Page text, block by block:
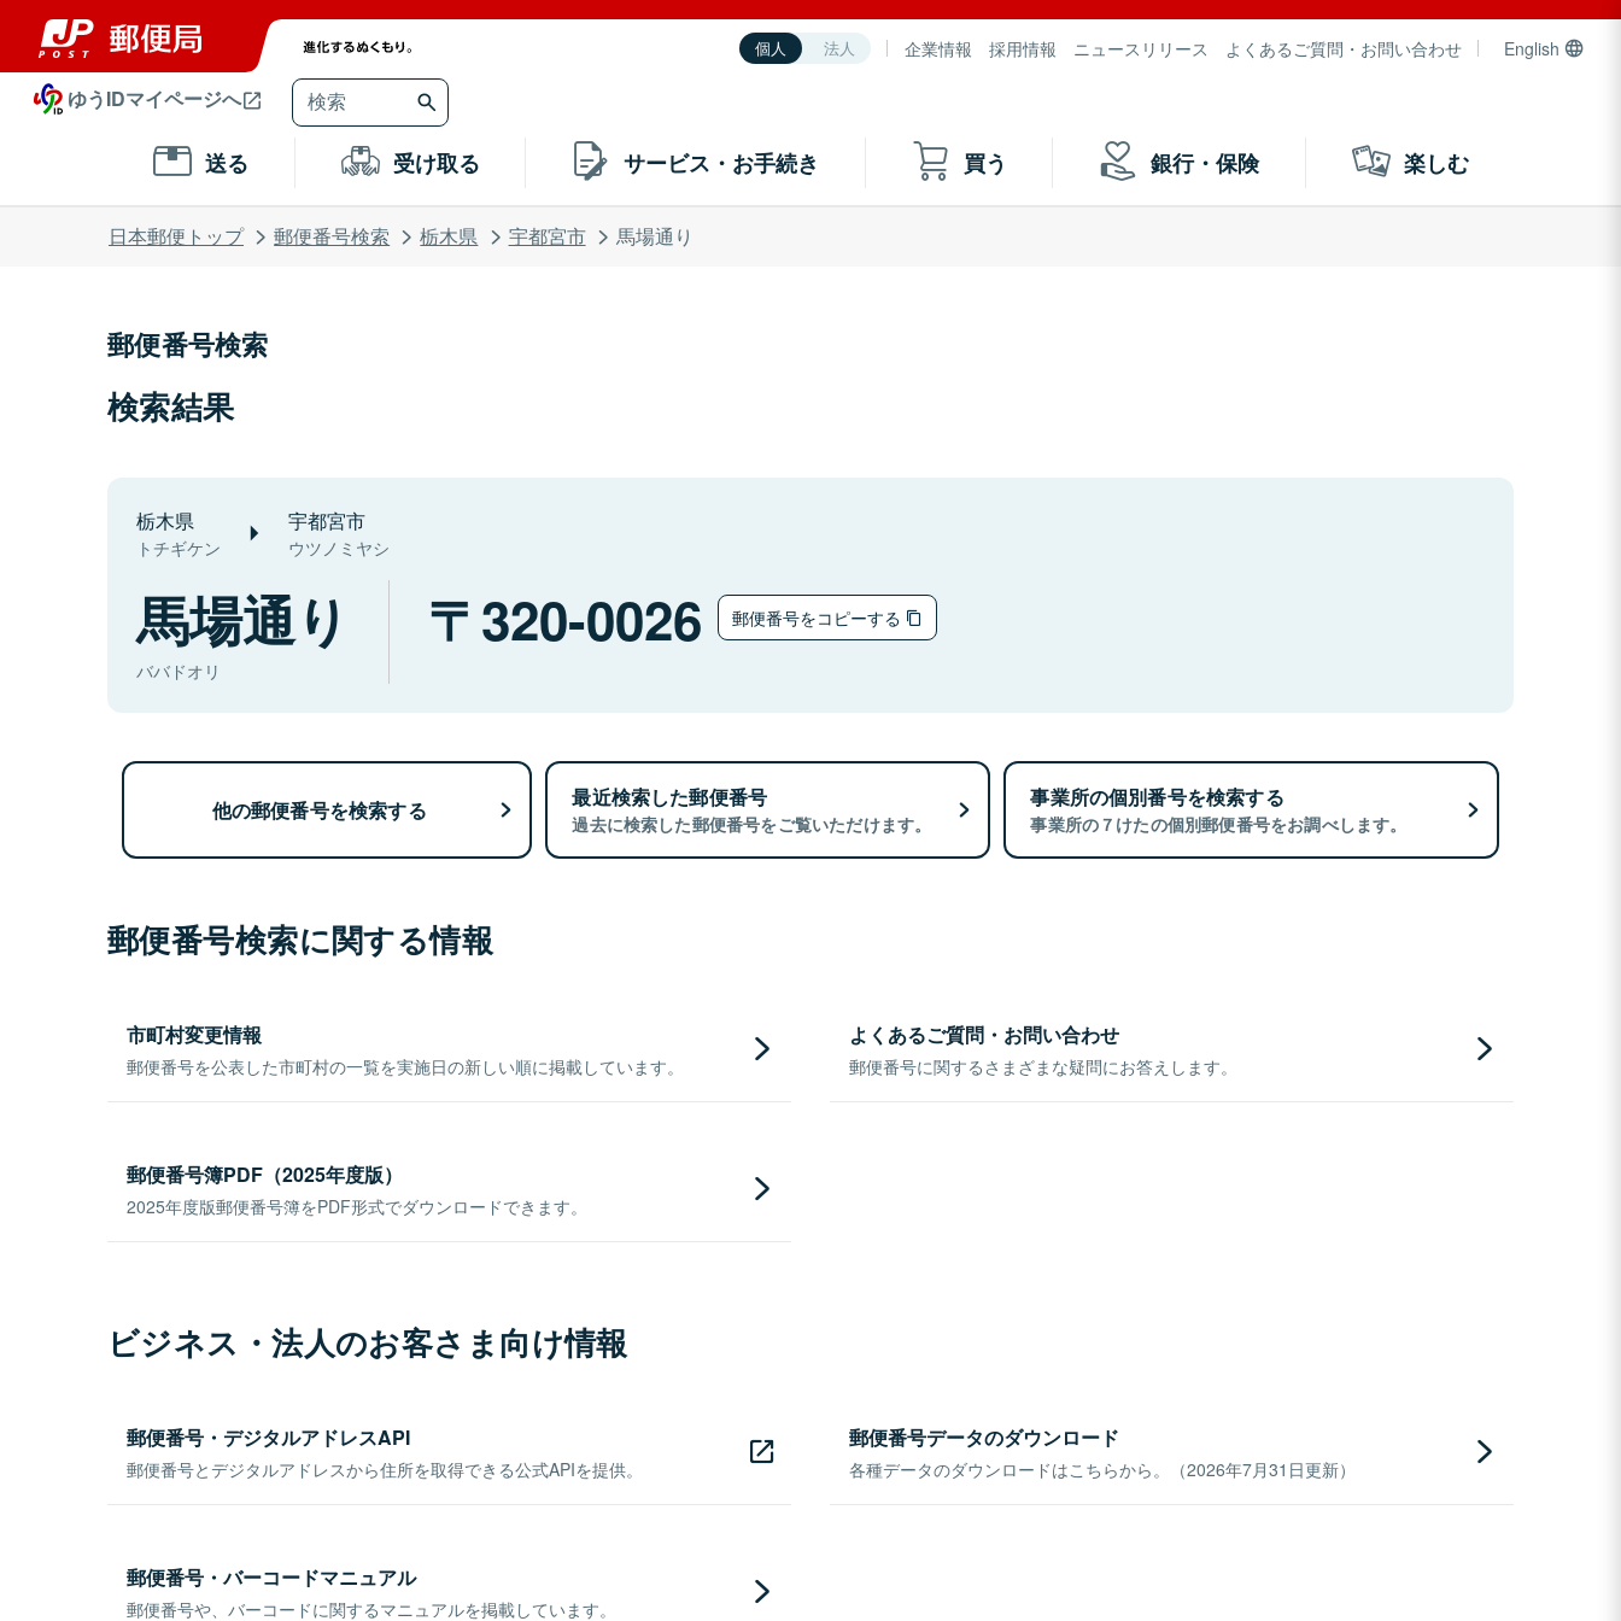
個人 法人 企業情報 採用情報 ニュースリリース よくあるご質問・お問い合わせ English
ゆうIDマイページへ
送る 受け取る サービス・お手続き 買う 銀行・保険 楽しむ
日本郵便トップ 郵便番号検索 栃木県 宇都宮市 馬場通り
郵便番号検索
検索結果
栃木県
トチギケン
宇都宮市
ウツノミヤシ
馬場通り
ババドオリ
320-0026 郵便番号をコピーする
他の郵便番号を検索する 最近検索した郵便番号
過去に検索した郵便番号をご覧いただけます。
事業所の個別番号を検索する
事業所の７けたの個別郵便番号をお調べします。
郵便番号検索に関する情報
市町村変更情報
郵便番号を公表した市町村の一覧を実施日の新しい順に掲載しています。
よくあるご質問・お問い合わせ
郵便番号に関するさまざまな疑問にお答えします。
郵便番号簿PDF（2025年度版）
2025年度版郵便番号簿をPDF形式でダウンロードできます。
ビジネス・法人のお客さま向け情報
郵便番号・デジタルアドレスAPI
郵便番号とデジタルアドレスから住所を取得できる公式APIを提供。
郵便番号データのダウンロード
各種データのダウンロードはこちらから。（2026年7月31日更新）
郵便番号・バーコードマニュアル
郵便番号や、バーコードに関するマニュアルを掲載しています。